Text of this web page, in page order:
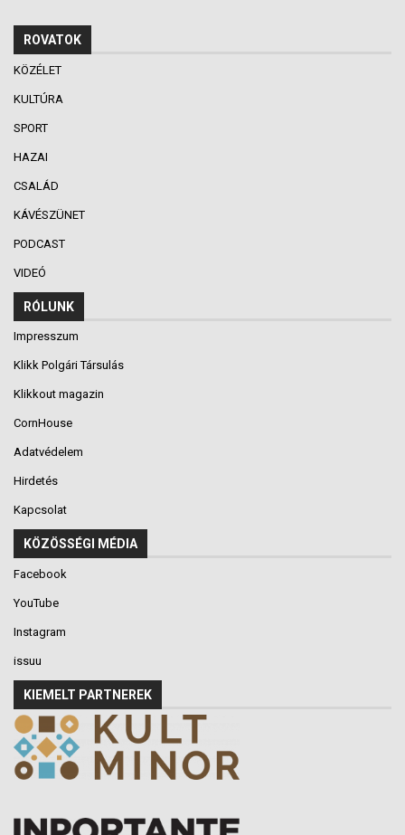
ROVATOK
KÖZÉLET
KULTÚRA
SPORT
HAZAI
CSALÁD
KÁVÉSZÜNET
PODCAST
VIDEÓ
RÓLUNK
Impresszum
Klikk Polgári Társulás
Klikkout magazin
CornHouse
Adatvédelem
Hirdetés
Kapcsolat
KÖZÖSSÉGI MÉDIA
Facebook
YouTube
Instagram
issuu
KIEMELT PARTNEREK